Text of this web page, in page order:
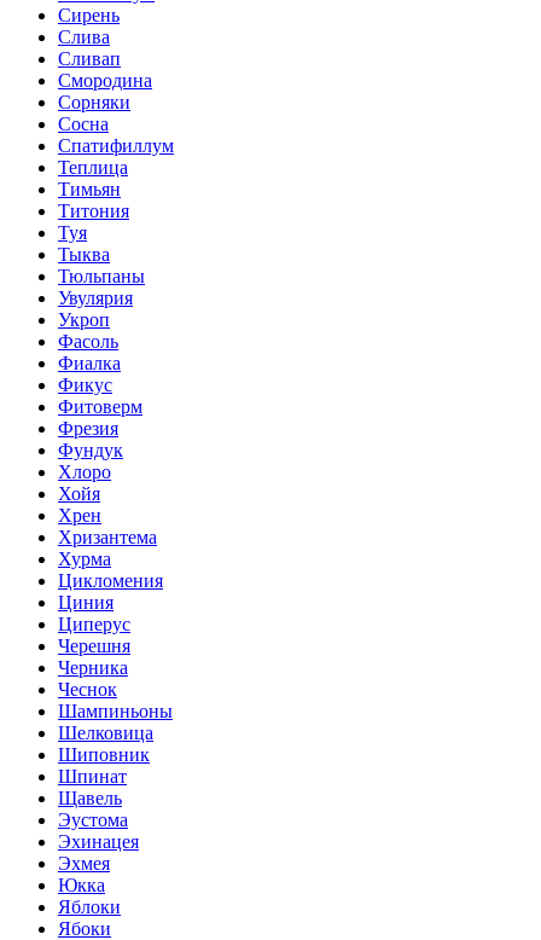
Сирень
Слива
Сливап
Смородина
Сорняки
Сосна
Спатифиллум
Теплица
Тимьян
Титония
Туя
Тыква
Тюльпаны
Увулярия
Укроп
Фасоль
Фиалка
Фикус
Фитоверм
Фрезия
Фундук
Хлоро
Хойя
Хрен
Хризантема
Хурма
Цикломения
Циния
Циперус
Черешня
Черника
Чеснок
Шампиньоны
Шелковица
Шиповник
Шпинат
Щавель
Эустома
Эхинацея
Эхмея
Юкка
Яблоки
Ябоки